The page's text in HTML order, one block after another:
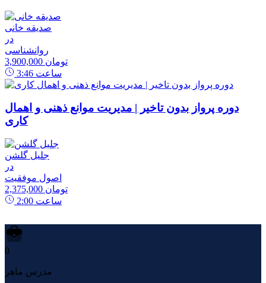
صدیقه خانی
در
روانشناسی
3,900,000 تومان
3:46 ساعت
دوره پرواز بدون تاخیر | مدیریت موانع ذهنی و اهمال
کاری
جلیل گلشن
در
اصول موفقیت
2,375,000 تومان
2:00 ساعت
0
مدرس ماهر